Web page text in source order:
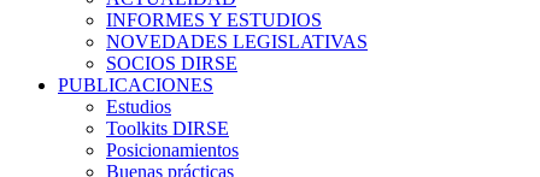
INFORMES Y ESTUDIOS
NOVEDADES LEGISLATIVAS
SOCIOS DIRSE
PUBLICACIONES
Estudios
Toolkits DIRSE
Posicionamientos
Buenas prácticas